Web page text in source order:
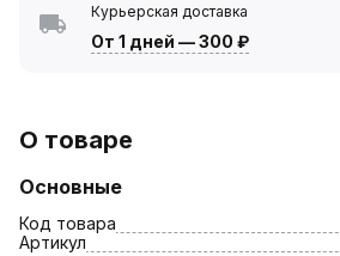
Курьерская доставка
От 1 дней —300 ₽
О товаре
Основные
Код товара
Артикул